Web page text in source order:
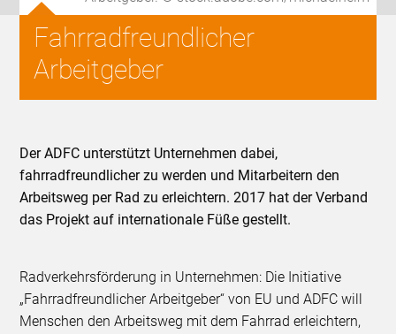
Fahrradfreundlicher
Arbeitgeber
Der ADFC unterstützt Unternehmen dabei,
fahrradfreundlicher zu werden und Mitarbeitern den
Arbeitsweg per Rad zu erleichtern. 2017 hat der Verband
das Projekt auf internationale Füße gestellt.
Radverkehrsförderung in Unternehmen: Die Initiative
„Fahrradfreundlicher Arbeitgeber“ von EU und ADFC will
Menschen den Arbeitsweg mit dem Fahrrad erleichtern,